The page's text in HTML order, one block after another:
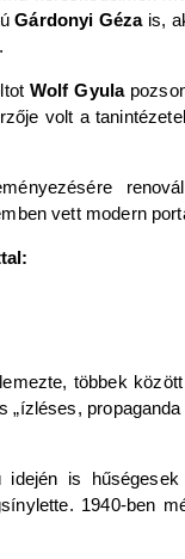
Gárdonyi Gézais,
Wolf Gyula
volt a
vett modern
többek
„ízléses,
is
1940-ben